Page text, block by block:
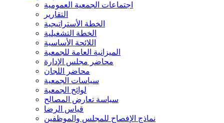
اجتماعات الجمعية العمومية
التقارير
الخطة الأستراتيجية
الخطة التشغيلية
اللائحة الأساسية
الميزانية العامة للجمعية
محاضر مجلس الإدارة
محاضر اللجان
سياسات الجمعية
لوائح الجمعية
سياسة تعارض المصالح
قياس الرضا
نماذج الإفصاح للمجلس والموظفين